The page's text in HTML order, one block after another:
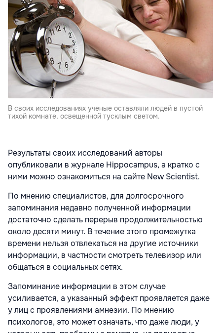
В своих исследованиях ученые оставляли людей в пустой
тихой комнате, освещенной тусклым светом.
Результаты своих исследований авторы
опубликовали в журнале Hippocampus, а кратко с
ними можно ознакомиться на сайте New Scientist.
По мнению специалистов, для долгосрочного
запоминания недавно полученной информации
достаточно сделать перерыв продолжительностью
около десяти минут. В течение этого промежутка
времени нельзя отвлекаться на другие источники
информации, в частности смотреть телевизор или
общаться в социальных сетях.
Запоминание информации в этом случае
усиливается, а указанный эффект проявляется даже
у лиц с проявлениями амнезии. По мнению
психологов, это может означать, что даже люди, у